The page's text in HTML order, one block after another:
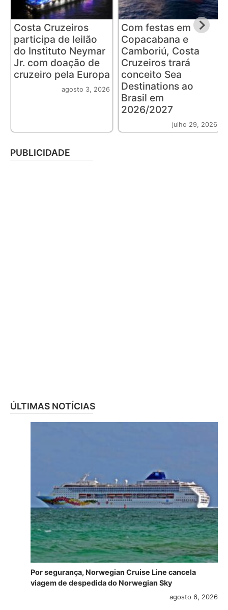
Costa Cruzeiros
participa de leilão
do Instituto Neymar
Jr. com doação de
cruzeiro pela Europa
agosto 3, 2026
Com festas em
Copacabana e
Camboriú, Costa
Cruzeiros trará
conceito Sea
Destinations ao
Brasil em
2026/2027
julho 29, 2026
PUBLICIDADE
ÚLTIMAS NOTÍCIAS
Por segurança, Norwegian Cruise Line cancela
viagem de despedida do Norwegian Sky
agosto 6, 2026